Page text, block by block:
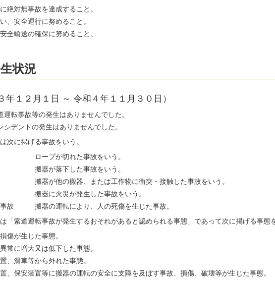
絶対無事故を達成すること。
、安全運行に努めること。
全輸送の確保に努めること。
状況
１２月１日 ～ 令和４年１１月３０日）
転事故等の発生はありませんでした。
デントの発生はありませんでした。
に掲げる事故をいう。
ロープが切れた事故をいう。
搬器が落下した事故をいう。
搬器が他の搬器、または工作物に衝突・接触した事故をいう。
搬器に火災が発生した事故をいう。
事故 搬器の運転により、人の死傷を生じた事故。
索道運転事故が発生するおそれがあると認められる事態」であって次に掲げる事態を
傷が生じた事態。
常に増大又は低下した事態。
、滑車等から外れた事態。
、保安装置等に搬器の運転の安全に支障を及ぼす事故、損傷、破壊等が生じた事態。